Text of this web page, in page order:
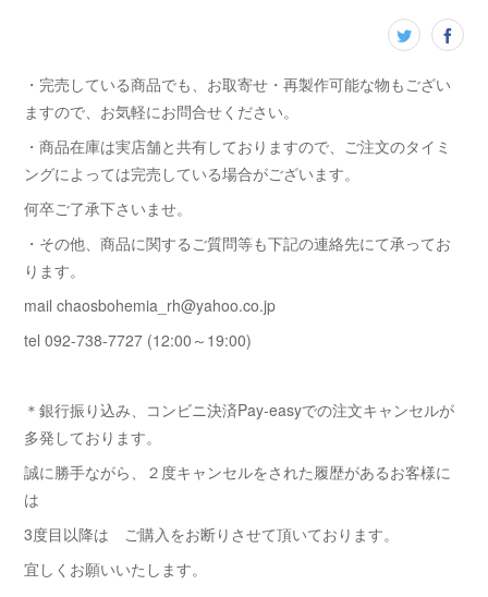
・完売している商品でも、お取寄せ・再製作可能な物もござい
ますので、お気軽にお問合せください。
・商品在庫は実店舗と共有しておりますので、ご注文のタイミ
ングによっては完売している場合がございます。
何卒ご了承下さいませ。
・その他、商品に関するご質問等も下記の連絡先にて承ってお
ります。
mail chaosbohemia_rh@yahoo.co.jp
tel 092-738-7727 (12:00～19:00)
＊銀行振り込み、コンビニ決済Pay-easyでの注文キャンセルが
多発しております。
誠に勝手ながら、２度キャンセルをされた履歴があるお客様に
は
3度目以降は ご購入をお断りさせて頂いております。
宜しくお願いいたします。